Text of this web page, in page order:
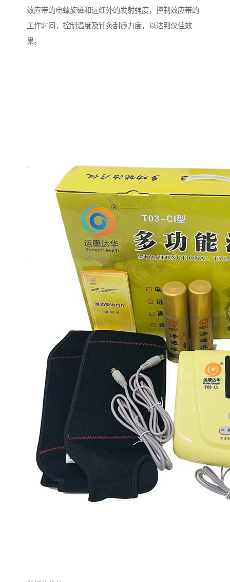
效应带的电螺旋磁和远红外的发射强度，控制效应带的
工作时间，控制温度及针灸刮痧力度，以达到仪佳效
果。